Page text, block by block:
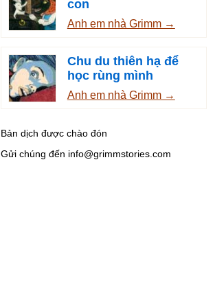
con
Anh em nhà Grimm →
Chu du thiên hạ để
học rùng mình
Anh em nhà Grimm →
Bản dịch được chào đón
Gửi chúng đến info@grimmstories.com